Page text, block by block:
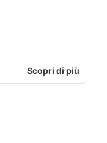
Scopri di più